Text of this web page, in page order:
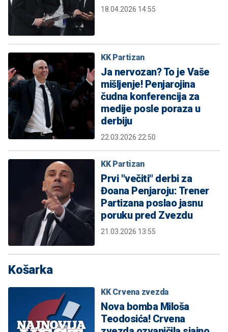
18.04.2026 14:55
KK Partizan
Ja nervozan? To je Vaše
mišljenje! Penjarojina
čudna konferencija za
medije posle poraza u
derbiju
22.03.2026 22:50
KK Partizan
Prvi "večiti" derbi za
Đoana Penjaroju: Trener
Partizana poslao jasnu
poruku pred Zvezdu
21.03.2026 13:55
Košarka
KK Crvena zvezda
Nova bomba Miloša
Teodosića! Crvena